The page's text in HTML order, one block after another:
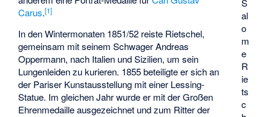
S
al
o
m
e
R
ie
ts
c
Carus.[1]
In den Wintermonaten 1851/52 reiste Rietschel,
gemeinsam mit seinem SchwagerAndreas
Oppermann, nach Italien und Sizilien, um sein
Lungenleiden zu kurieren. 1855 beteiligte er sich an
der Pariser Kunstausstellung mit einer Lessing-
Statue. Im gleichen Jahr wurde er mit der Großen
Ehrenmedaille ausgezeichnet und zum Ritter der